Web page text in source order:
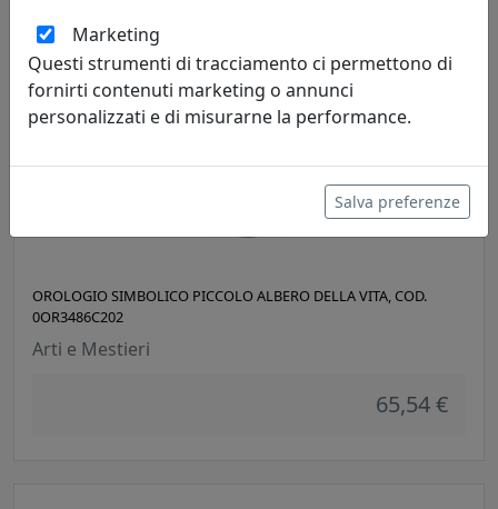
OROLOGIO SIMBOLICO PICCOLO ALBERO DELLA VITA, COD.
0OR3486C202
Arti e Mestieri
65,54 €
Marketing
Questi strumenti di tracciamento ci permettono di
fornirti contenuti marketing o annunci
personalizzati e di misurarne la performance.
Salva preferenze